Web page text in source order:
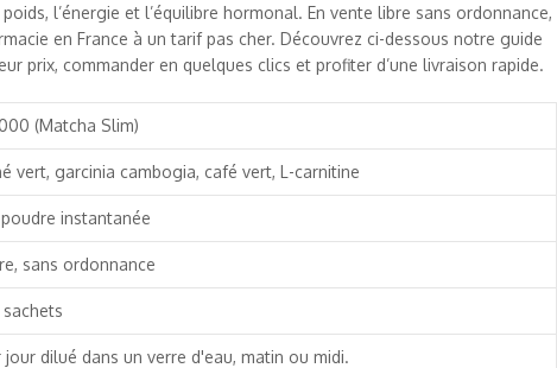
l’énergie et l’équilibre hormonal. En vente libre sans ordonnance,
en France à un tarif pas cher. Découvrez ci-dessous notre guide
prix, commander en quelques clics et profiter d’une livraison rapide.
(Matcha Slim)
vert, garcinia cambogia, café vert, L-carnitine
instantanée
sans ordonnance
jour dilué dans un verre d'eau, matin ou midi.